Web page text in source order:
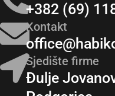
+382 (69)
Kontakt
Sjedište firme
Đulje